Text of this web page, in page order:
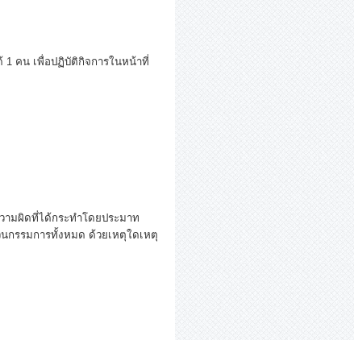
น เพื่อปฏิบัติกิจการในหน้าที่
มผิดที่ได้กระทำโดยประมาท
กรรมการทั้งหมด ด้วยเหตุใดเหตุ